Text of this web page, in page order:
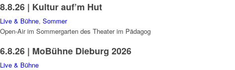
8.8.26 | Kultur auf’m Hut
Live & Bühne, Sommer
Open-Air im Sommergarten des Theater im Pädagog
6.8.26 | MoBühne Dieburg 2026
Live & Bühne